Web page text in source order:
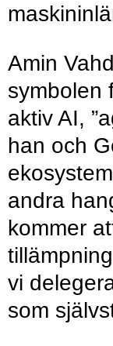
Amin
symbolen
aktiv AI,
han och
andra
kommer
vi
som